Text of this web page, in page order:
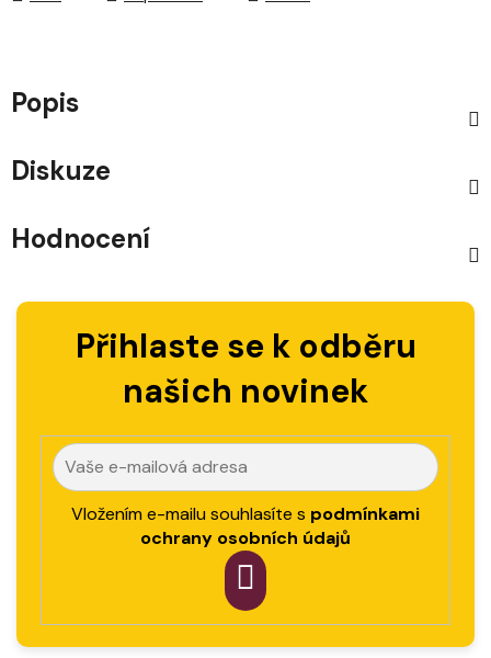
Popis
Diskuze
Hodnocení
Přihlaste se k odběru
našich novinek
Vložením e-mailu souhlasíte s podmínkami
ochrany osobních údajů
PŘIHLÁSIT
SE